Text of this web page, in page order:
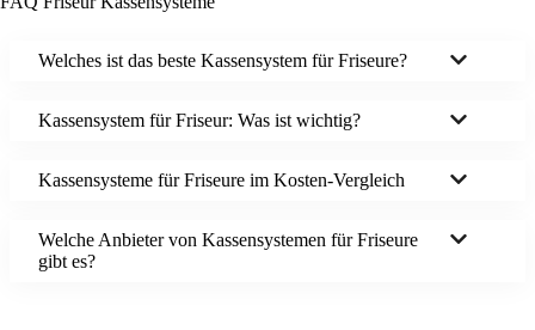
Welches ist das beste Kassensystem für Friseure?
Kassensystem für Friseur: Was ist wichtig?
Kassensysteme für Friseure im Kosten-Vergleich
Welche Anbieter von Kassen­systemen für Friseure
gibt es?